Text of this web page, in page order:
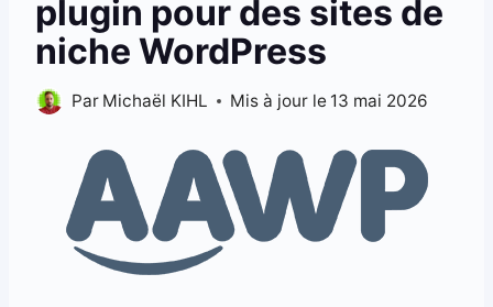
plugin pour des sites de
niche WordPress
Par Michaël KIHL Mis à jour le 13 mai 2026